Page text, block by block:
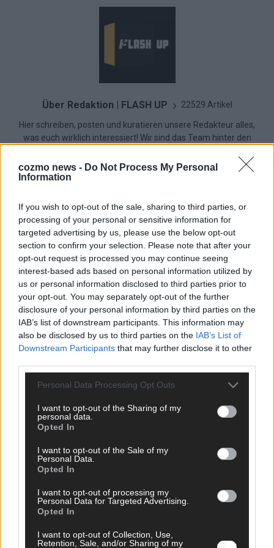
cozmo news - Do Not Process My Personal
Information
If you wish to opt-out of the sale, sharing to third parties, or
processing of your personal or sensitive information for
targeted advertising by us, please use the below opt-out
section to confirm your selection. Please note that after your
opt-out request is processed you may continue seeing
interest-based ads based on personal information utilized by
us or personal information disclosed to third parties prior to
your opt-out. You may separately opt-out of the further
disclosure of your personal information by third parties on the
IAB’s list of downstream participants. This information may
also be disclosed by us to third parties on the IAB’s List of
Downstream Participants that may further disclose it to other
Personal Data Processing Opt Outs
I want to opt-out of the Sharing of my
personal data.
Opted In
I want to opt-out of the Sale of my
Personal Data.
Opted In
I want to opt-out of processing my
Personal Data for Targeted Advertising.
Opted In
I want to opt-out of Collection, Use,
Retention, Sale, and/or Sharing of my
Über Redaktion | FLASH UP 22529 Artikel
Hier schreiben, posten und kuratieren unsere Redakteur alles,
was euch wirklich interessiert! Wir sind das Team hinter den
brandheiße Nachrichten, coole Tipps, spannende Hintergründe
oder crazy Trends – wir checken alles für euch, filtern das
TOP STORIES
Monaco, Sallys Café, Westernbrauerei – der
Europa-Park 2026 macht vieles neu
EXTRA
KOMMENTAR